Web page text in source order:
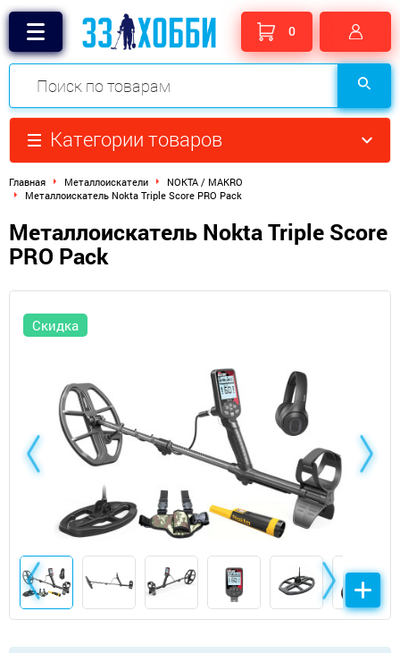
0
Категории товаров
Главная Металлоискатели
NOKTA / MAKRO
Металлоискатель Nokta Triple Score PRO Pack
Металлоискатель Nokta Triple Score
PRO Pack
Скидка